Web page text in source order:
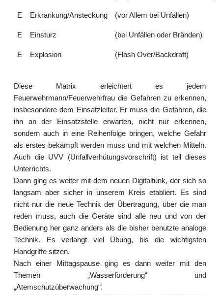
E Erkrankung/Ansteckung (vor Allem bei Unfällen)
E Einsturz (bei Unfällen oder Bränden)
E Explosion (Flash Over/Backdraft)
Diese Matrix erleichtert es jedem
Feuerwehrmann/Feuerwehrfrau die Gefahren zu erkennen,
insbesondere dem Einsatzleiter. Er muss die Gefahren, die
ihn an der Einsatzstelle erwarten, nicht nur erkennen,
sondern auch in eine Reihenfolge bringen, welche Gefahr
als erstes bekämpft werden muss und mit welchen Mitteln.
Auch die UVV (Unfallverhütungsvorschrift) ist teil dieses
Unterrichts.
Dann ging es weiter mit dem neuen Digitalfunk, der sich so
langsam aber sicher in unserem Kreis etabliert. Es sind
nicht nur die neue Technik der Übertragung, über die man
reden muss, auch die Geräte sind alle neu und von der
Bedienung her ganz anders als die bisher benutzte analoge
Technik. Es verlangt viel Übung, bis die wichtigsten
Handgriffe sitzen.
Nach einer Mittagspause ging es dann weiter mit den
Themen „Wasserförderung“ und
„Atemschutzüberwachung“.